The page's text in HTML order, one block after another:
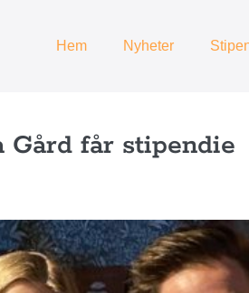
Hem Nyheter
Gård får stipendie